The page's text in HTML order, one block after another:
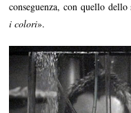
conseguenza, con quello dello
i colori».